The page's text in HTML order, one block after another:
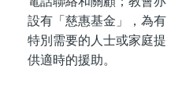
設有「慈惠基金」，為有
特別需要的人士或家庭提
供適時的援助。